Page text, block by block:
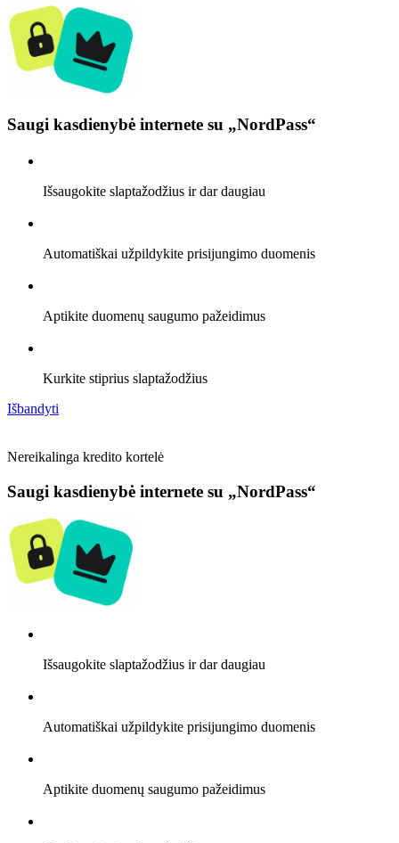
Saugi kasdienybė internete su „NordPass“
Išsaugokite slaptažodžius ir dar daugiau
Automatiškai užpildykite prisijungimo duomenis
Aptikite duomenų saugumo pažeidimus
Kurkite stiprius slaptažodžius
Išbandyti
Nereikalinga kredito kortelė
Saugi kasdienybė internete su „NordPass“
Išsaugokite slaptažodžius ir dar daugiau
Automatiškai užpildykite prisijungimo duomenis
Aptikite duomenų saugumo pažeidimus